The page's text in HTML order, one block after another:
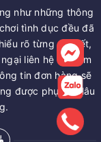
như những thông
tình dục đều đã
rõ từng chi tiết,
liên hệ để nắm
tin đơn hàng sẽ
được phục vụ lâu